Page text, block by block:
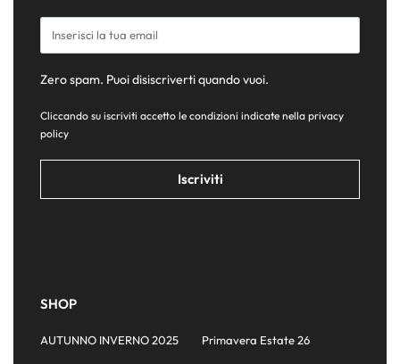
Zero spam. Puoi disiscriverti quando vuoi.
Cliccando su iscriviti accetto le condizioni indicate nella privacy
policy
SHOP
AUTUNNO INVERNO 2025 Primavera Estate 26